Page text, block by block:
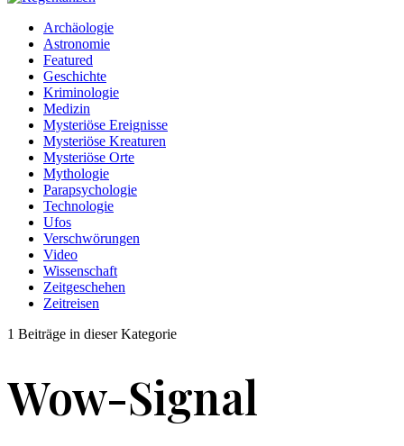
Archäologie
Astronomie
Featured
Geschichte
Kriminologie
Medizin
Mysteriöse Ereignisse
Mysteriöse Kreaturen
Mysteriöse Orte
Mythologie
Parapsychologie
Technologie
Ufos
Verschwörungen
Video
Wissenschaft
Zeitgeschehen
Zeitreisen
1 Beiträge in dieser Kategorie
Wow-Signal